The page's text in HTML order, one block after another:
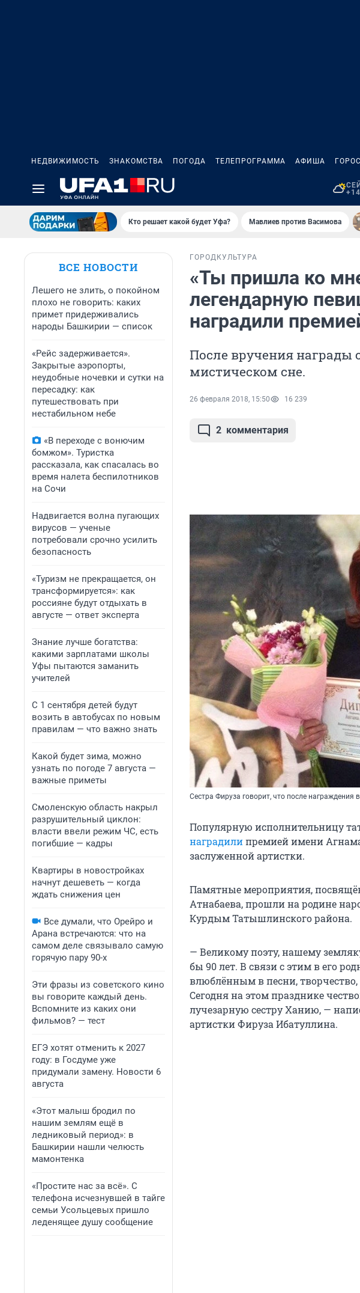
НЕДВИЖИМОСТЬ ЗНАКОМСТВА ПОГОДА ТЕЛЕПРОГРАММА АФИША
Кто решает какой будет Уфа? Мавлиев против Васимова
ВСЕ НОВОСТИ
Лешего не злить, о покойном
плохо не говорить: каких
примет придерживались
народы Башкирии — список
«Рейс задерживается».
Закрытые аэропорты,
неудобные ночевки и сутки на
пересадку: как
путешествовать при
нестабильном небе
«В переходе с вонючим
бомжом». Туристка
рассказала, как спасалась во
время налета беспилотников
на Сочи
Надвигается волна пугающих
вирусов — ученые
потребовали срочно усилить
безопасность
«Туризм не прекращается, он
трансформируется»: как
россияне будут отдыхать в
августе — ответ эксперта
Знание лучше богатства:
какими зарплатами школы
Уфы пытаются заманить
учителей
С 1 сентября детей будут
возить в автобусах по новым
правилам — что важно знать
Какой будет зима, можно
узнать по погоде 7 августа —
важные приметы
Смоленскую область накрыл
разрушительный циклон:
власти ввели режим ЧС, есть
погибшие — кадры
Квартиры в новостройках
начнут дешеветь — когда
ждать снижения цен
Все думали, что Орейро и
Арана встречаются: что на
самом деле связывало самую
горячую пару 90-х
Эти фразы из советского кино
вы говорите каждый день.
Вспомните из каких они
фильмов? — тест
ЕГЭ хотят отменить к 2027
году: в Госдуме уже
придумали замену. Новости 6
августа
«Этот малыш бродил по
нашим землям ещё в
ледниковый период»: в
Башкирии нашли челюсть
мамонтенка
«Простите нас за всё». С
телефона исчезнувшей в тайге
семьи Усольцевых пришло
леденящее душу сообщение
ГОРОД КУЛЬТУРА
«Ты пришла ко
легендарную
наградили
После вручения награды
мистическом сне.
26 февраля 2018, 15:50 16 239
2 комментария
Сестра Фируза говорит, что после награждения
Популярную исполнительницу
наградилипремией имени
заслуженной артистки.
Памятные мероприятия,
Атнабаева, прошли на родине
Курдым Татышлинского района.
— Великому поэту, нашему
бы 90 лет. В связи с этим в его
влюблённым в песни,
Сегодня на этом празднике
лучезарную сестру Ханию, —
артистки Фируза Ибатуллина.